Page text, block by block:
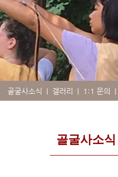
골굴사소식 | 갤러리 | 1:1 문의 |
​골굴사소식